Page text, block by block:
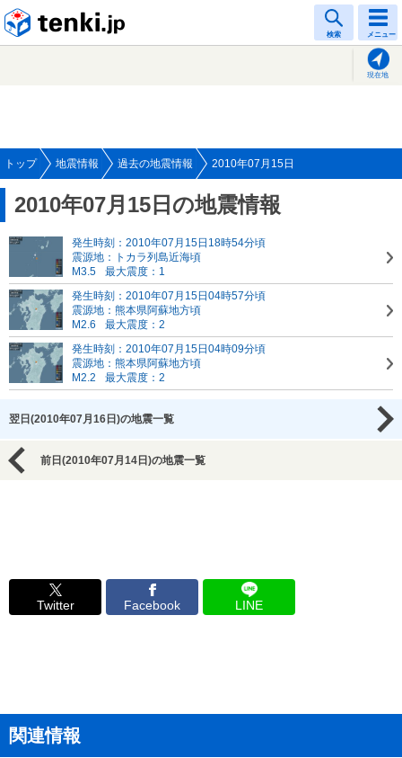
検索 メニュー
現在地
トップ 地震情報 過去の地震情報 2010年07月15日
2010年07月15日の地震情報
発生時刻：2010年07月15日18時54分頃
震源地：トカラ列島近海頃
M3.5
最大震度：1
発生時刻：2010年07月15日04時57分頃
震源地：熊本県阿蘇地方頃
M2.6
最大震度：2
発生時刻：2010年07月15日04時09分頃
震源地：熊本県阿蘇地方頃
M2.2
最大震度：2
翌日(2010年07月16日)の地震一覧
前日(2010年07月14日)の地震一覧
Twitter Facebook LINE
関連情報